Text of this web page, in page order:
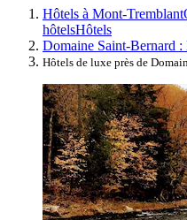
Hôtels à Mont-Tremblant
hôtelsHôtels
Domaine Saint-Bernard :
Hôtels de luxe près de